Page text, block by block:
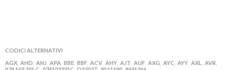
CODICI ALTERNATIVI
AGX AHD ANJ APA BBE BBF ACV AHY AJT AUF AXG AYC AYY AXL AVR